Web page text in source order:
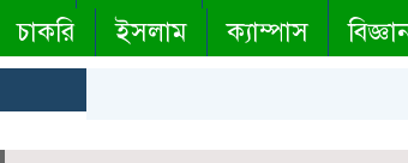
চাকরি ইসলাম ক্যাম্পাস